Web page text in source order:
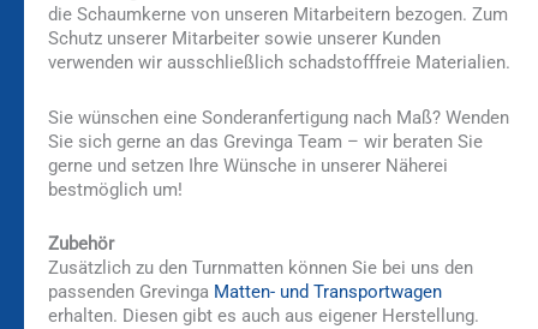
die Schaumkerne von unseren Mitarbeitern bezogen. Zum
Schutz unserer Mitarbeiter sowie unserer Kunden
verwenden wir ausschließlich schadstofffreie Materialien.
Sie wünschen eine Sonderanfertigung nach Maß? Wenden
Sie sich gerne an das Grevinga Team – wir beraten Sie
gerne und setzen Ihre Wünsche in unserer Näherei
bestmöglich um!
Zubehör
Zusätzlich zu den Turnmatten können Sie bei uns den
passenden Grevinga Matten- und Transportwagen
erhalten. Diesen gibt es auch aus eigener Herstellung.